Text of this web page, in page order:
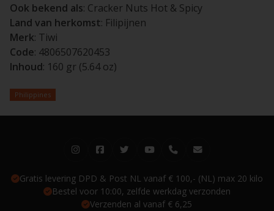
Ook bekend als: Cracker Nuts Hot & Spicy
Land van herkomst: Filipijnen
Merk: Tiwi
Code: 4806507620453
Inhoud: 160 gr (5.64 oz)
Philippines
Gratis levering DPD & Post NL vanaf € 100,- (NL) max 20 kilo
Bestel voor 10:00, zelfde werkdag verzonden
Verzenden al vanaf € 6,25